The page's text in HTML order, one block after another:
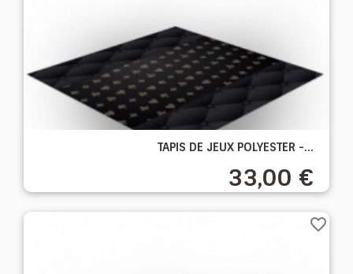
TAPIS DE JEUX POLYESTER -...
33,00 €
favorite_border